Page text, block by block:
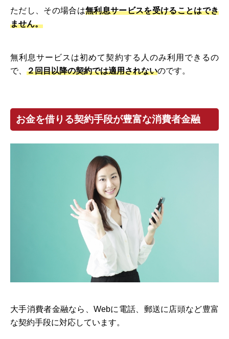
ただし、その場合は無利息サービスを受けることはでき
ません。
無利息サービスは初めて契約する人のみ利用できるの
で、 ２回目以降の契約では適用されないのです。
お金を借りる契約手段が豊富な消費者金融
大手消費者金融なら、Webに電話、郵送に店頭など豊富
な契約手段に対応しています。